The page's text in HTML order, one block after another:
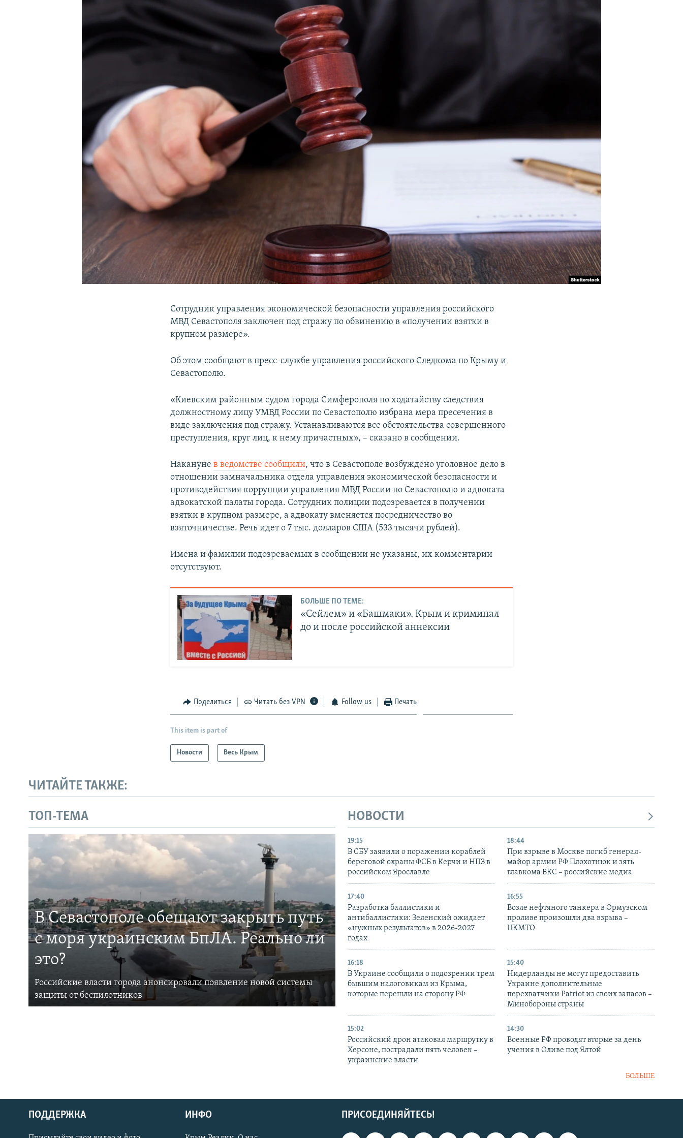
УКРАИНСКАЯ ПРОБЛЕМА КРЫМА
Українською
Сотрудник управления экономической безопасности управления российского
МВД Севастополя заключен под стражу по обвинению в «получении взятки в
крупном размере».
Об этом сообщают в пресс-службе управления российского Следкома по Крыму и
Севастополю.
«Киевским районным судом города Симферополя по ходатайству следствия
должностному лицу УМВД России по Севастополю избрана мера пресечения в
виде заключения под стражу. Устанавливаются все обстоятельства совершенного
преступления, круг лиц, к нему причастных», – сказано в сообщении.
Наканунев ведомстве сообщили, что в Севастополе возбуждено уголовное дело в
отношении замначальника отдела управления экономической безопасности и
противодействия коррупции управления МВД России по Севастополю и адвоката
адвокатской палаты города. Сотрудник полиции подозревается в получении
взятки в крупном размере, а адвокату вменяется посредничество во
взяточничестве. Речь идет о 7 тыс. долларов США (533 тысячи рублей).
Имена и фамилии подозреваемых в сообщении не указаны, их комментарии
отсутствуют.
БОЛЬШЕ ПО ТЕМЕ:
«Сейлем» и «Башмаки». Крым и криминал
до и после российской аннексии
Поделиться Читать без VPN Follow us Печать
This item is part of
Новости Весь Крым
ЧИТАЙТЕ ТАКЖЕ:
ТОП-ТЕМА
В Севастополе обещают закрыть путь
с моря украинским БпЛА. Реально ли
это?
Российские власти города анонсировали появление новой системы
защиты от беспилотников
НОВОСТИ
19:15
В СБУ заявили о поражении кораблей
береговой охраны ФСБ в Керчи и НПЗ в
российском Ярославле
18:44
При взрыве в Москве погиб генерал-
майор армии РФ Плохотнюк и зять
главкома ВКС – российские медиа
17:40
Разработка баллистики и
антибаллистики: Зеленский ожидает
«нужных результатов» в 2026-2027
годах
16:55
Возле нефтяного танкера в Ормузском
проливе произошли два взрыва –
UKMTO
16:18
В Украине сообщили о подозрении трем
бывшим налоговикам из Крыма,
которые перешли на сторону РФ
15:40
Нидерланды не могут предоставить
Украине дополнительные
перехватчики Patriot из своих запасов –
Минобороны страны
15:02
Российский дрон атаковал маршрутку в
Херсоне, пострадали пять человек –
украинские власти
14:30
Военные РФ проводят вторые за день
учения в Оливе под Ялтой
БОЛЬШЕ
ПРИСОЕДИНЯЙТЕСЬ!
ПОДДЕРЖКА ИНФО